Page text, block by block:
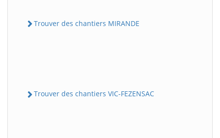
Trouver des chantiers MIRANDE
Trouver des chantiers VIC-FEZENSAC